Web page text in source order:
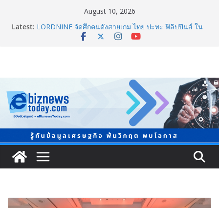
August 10, 2026
Latest:
ยิ่งใหญ่ Thailand e-Commerce Expo 2026 ผนึกกว่า 50
พันธมิตร ปั้นผู้ประกอบการไทยสู่ตลาดโลก คาดเงินสะพัด
กว่า 300 ล้านบาท
“ทรงศักดิ์” ประชุมร่างแผน สสส. ปี 70 เน้นขยายงานสร้าง
เสริมสุขภาพรายจังหวัด หนุนวาระกลาง “ขับเคลื่อนใช้
ข้อมูลเชิงพื้นที่” เล็งวัดผลได้ภายใน 1 ปี
จับตาการตลาดบุหรี่ไฟฟ้าผ่านโลกโซเซียล
ชวนโหวต “People’s Choice Awards” ดันผู้บริโภคร่วม
ตัดสินสุดยอดบริษัทอสังหาฯ และเอเจนต์ที่ชื่นชอบแห่งปี
2026